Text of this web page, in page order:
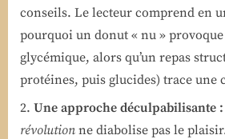
conseils. Le lecteur comprend en
pourquoi un donut « nu » provoque
glycémique, alors qu’un repas
protéines, puis glucides) trace une
Une approche déculpabilisante :
révolution ne diabolise pas le